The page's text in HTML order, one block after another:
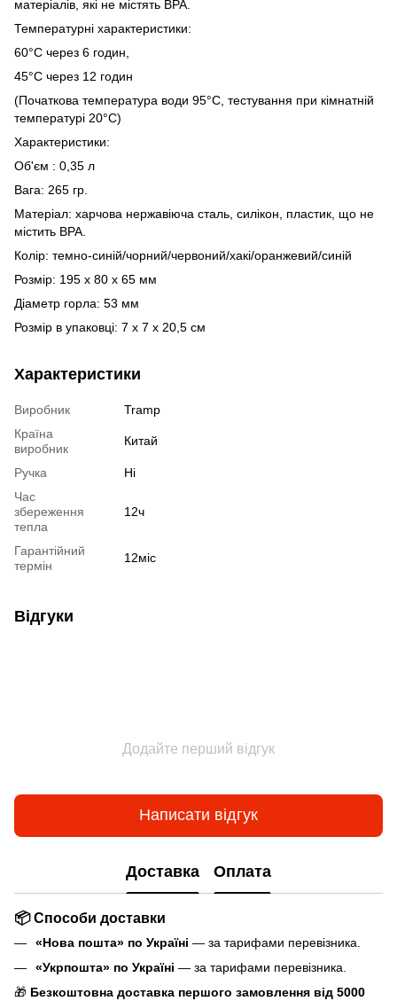
матеріалів, які не містять BPA.
Температурні характеристики:
60°С через 6 годин,
45°С через 12 годин
(Початкова температура води 95°C, тестування при кімнатній
температурі 20°C)
Характеристики:
Об'єм : 0,35 л
Вага: 265 гр.
Матеріал: харчова нержавіюча сталь, силікон, пластик, що не
містить BPA.
Колір: темно-синій/чорний/червоний/хакі/оранжевий/синій
Розмір: 195 х 80 х 65 мм
Діаметр горла: 53 мм
Розмір в упаковці: 7 х 7 х 20,5 см
Характеристики
Виробник
Tramp
Країна
виробник
Китай
Ручка
Ні
Час
збереження
тепла
12ч
Гарантійний
термін
12міс
Відгуки
Додайте перший відгук
Написати відгук
Доставка Оплата
📦 Способи доставки
«Нова пошта» по Україні — за тарифами перевізника.
«Укрпошта» по Україні — за тарифами перевізника.
🎁 Безкоштовна доставка першого замовлення від 5000